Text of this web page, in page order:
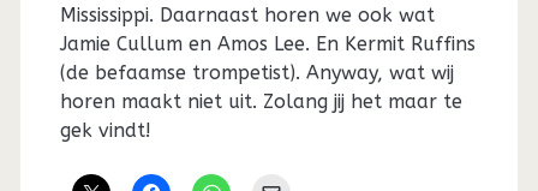
Mississippi. Daarnaast horen we ook wat
Jamie Cullum en Amos Lee. En Kermit Ruffins
(de befaamse trompetist). Anyway, wat wij
horen maakt niet uit. Zolang jij het maar te
gek vindt!